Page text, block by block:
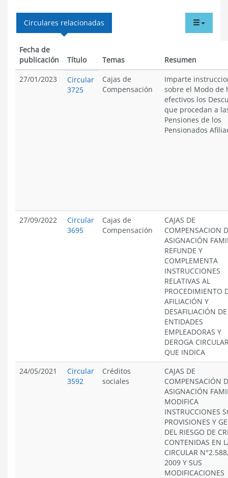
menu
Circulares relacionadas
Fecha de
publicación
Título Temas
Resumen
27/01/2023
Circular
3725
Cajas de
Compensación
Imparte
sobre el Modo de
efectivos los
que procedan a
Pensiones de los
Pensionados
27/09/2022
Circular
3695
Cajas de
Compensación
CAJAS DE
COMPENSACION
ASIGNACIÓN
REFUNDE Y
COMPLEMENTA
INSTRUCCIONES
RELATIVAS AL
PROCEDIMIENTO
AFILIACIÓN Y
DESAFILIACIÓN DE
ENTIDADES
EMPLEADORAS Y
DEROGA
QUE INDICA
24/05/2021
Circular
3592
Créditos
sociales
CAJAS DE
COMPENSACIÓN
ASIGNACIÓN
MODIFICA
INSTRUCCIONES
PROVISIONES Y
DEL RIESGO DE
CONTENIDAS EN
CIRCULAR
2009 Y SUS
MODIFICACIONES